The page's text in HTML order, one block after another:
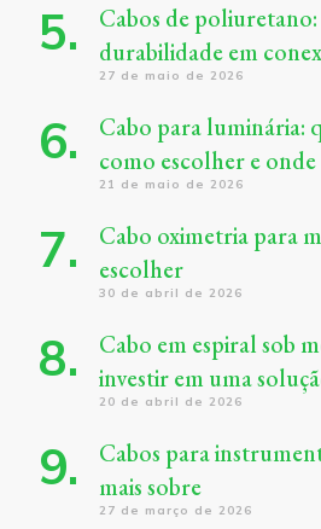
Cabos de poliuretano:
durabilidade em
27 de maio de 2026
Cabo para luminária:
como escolher e
21 de maio de 2026
Cabo oximetria para
escolher
30 de abril de 2026
Cabo em espiral sob
investir em uma
20 de abril de 2026
Cabos para
mais sobre
27 de março de 2026